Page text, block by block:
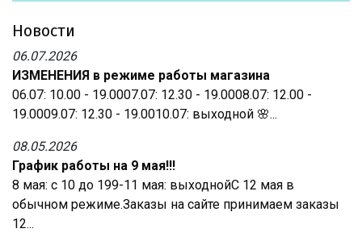
Новости
06.07.2026
ИЗМЕНЕНИЯ в режиме работы магазина
06.07: 10.00 - 19.0007.07: 12.30 - 19.0008.07: 12.00 -
19.0009.07: 12.30 - 19.0010.07: выходной 🌸...
08.05.2026
График работы на 9 мая!!!
8 мая: с 10 до 199-11 мая: выходнойС 12 мая в
обычном режиме.Заказы на сайте принимаем заказы
12...